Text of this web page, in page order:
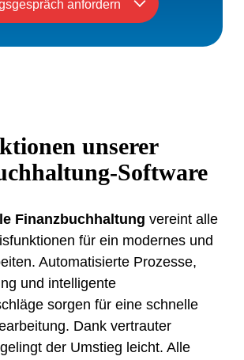
anfordern
unserer
Software
Finanzbuchhaltung vereint alle
für ein modernes und
Automatisierte Prozesse,
und intelligente
sorgen für eine schnelle
Dank vertrauter
der Umstieg leicht. Alle